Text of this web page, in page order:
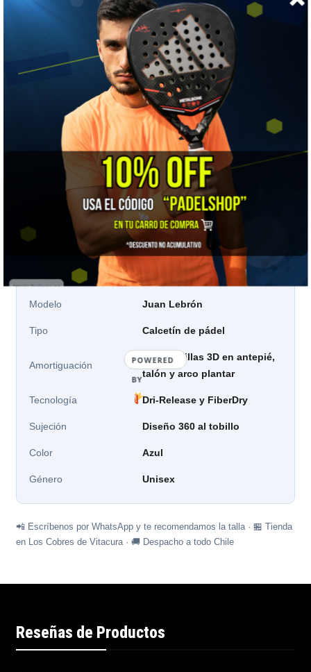
📏 GUÍA DE TALLAS
Babolat · por número de calzado europeo
35-38 39-42 43-46
35 a 38 39 a 42 43 a 46
Cómo elegir: las tallas van por tu número de zapatilla,
no por talla de ropa. Si estás justo en el borde entre dos
rangos, elige el mayor: el elástico ajusta, pero un
calcetín corto tensa el empeine.
📋 Ficha técnica
Marca Babolat
Modelo Juan Lebrón
Tipo Calcetín de pádel
Amortiguación
Almohadillas 3D en antepié,
talón y arco plantar
Tecnología Dri-Release y FiberDry
Sujeción Diseño 360 al tobillo
Color Azul
Género Unisex
📲 Escríbenos por WhatsApp y te recomendamos la talla · 🏪 Tienda
en Los Cobres de Vitacura · 🚚 Despacho a todo Chile
Reseñas de Productos
POWERED
BY